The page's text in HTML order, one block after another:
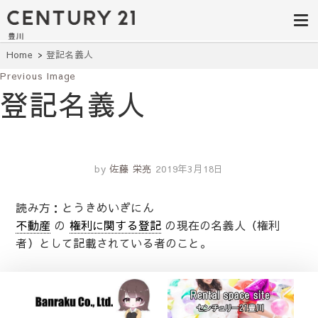
豊田市の中古
住宅・土地・
リノベ物件探
し｜センチュ
リー21豊川
建て・土地探しはセンチュリー21豊
川へ。豊田市内の最新物件情報を随
時更新中！駅近、建築条件無し、ペ
ット可、学区別など、お客様のこだ
単検索。
Home 登記名義人
Previous Image
登記名義人
by 佐藤 栄亮 2019年3月18日
読み方：とうきめいぎにん
不動産 の 権利に関する登記 の現在の名義人（権利
者）として記載されている者のこと。